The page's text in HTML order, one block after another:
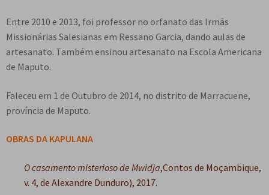
e
n
t
e
Entre 2010 e 2013, foi professor no orfanato das Irmãs
Missionárias Salesianas em Ressano Garcia, dando aulas de
artesanato. Também ensinou artesanato na Escola Americana
de Maputo.
Faleceu em 1 de Outubro de 2014, no distrito de Marracuene,
província de Maputo.
OBRAS DA KAPULANA
O casamento misterioso de Mwidja,Contos de Moçambique,
v. 4, de Alexandre Dunduro), 2017.